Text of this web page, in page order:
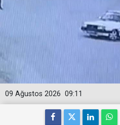
09:11
09 Ağustos 2026